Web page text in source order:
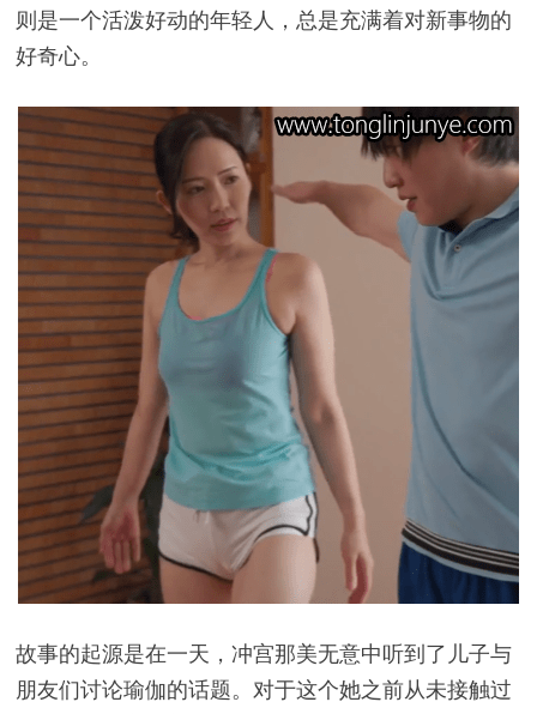
则是一个活泼好动的年轻人，总是充满着对新事物的
好奇心。
故事的起源是在一天，冲宫那美无意中听到了儿子与
朋友们讨论瑜伽的话题。对于这个她之前从未接触过